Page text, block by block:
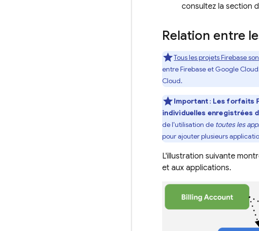
consultez la section
Relation entre
Tous les projets Firebase
entre Firebase et Google Cloud
Cloud.
Important : Les forfaits
individuelles enregistrées
de l'utilisation de toutes les
pour ajouter plusieurs
L'illustration suivante
et aux applications.